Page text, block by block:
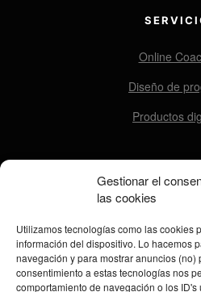
Gestionar el
las cookies
Utilizamos tecnologías como las cookies
información del dispositivo. Lo hacemos
navegación y para mostrar anuncios (no)
consentimiento a estas tecnologías nos
comportamiento de navegación o los
Online
Diseño de
Productos
REDES